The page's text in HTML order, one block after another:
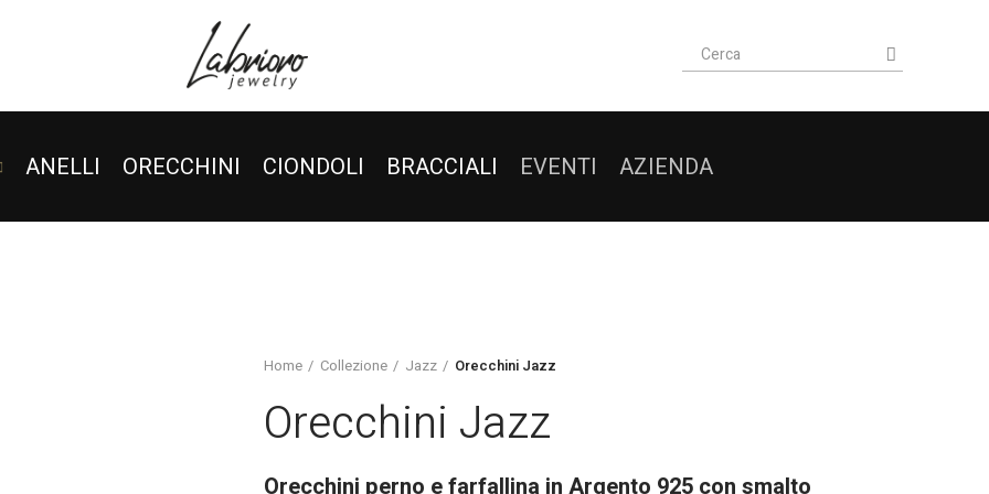
ANELLI ORECCHINI CIONDOLI BRACCIALI EVENTI AZIENDA
Home Collezione Jazz Orecchini Jazz
Orecchini Jazz
Orecchini perno e farfallina in Argento 925 con smalto